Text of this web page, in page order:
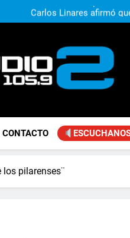
Carlos Linares afirmó
ley de tierras y advirtió
Paco Olveira
Carlos Linares afirmó
ley de tierras y advirtió
Paco Olveira
2
CONTACTO
los pilarenses¨